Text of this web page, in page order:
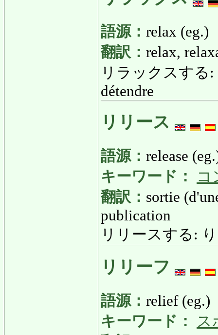
語源： relax (eg.)
翻訳： relax,
リラックスする:
détendre
リリース
語源： release
キーワード：
コ
翻訳： sortie
publication
リリースする:
リリーフ
語源： relief (eg.)
キーワード：
ス